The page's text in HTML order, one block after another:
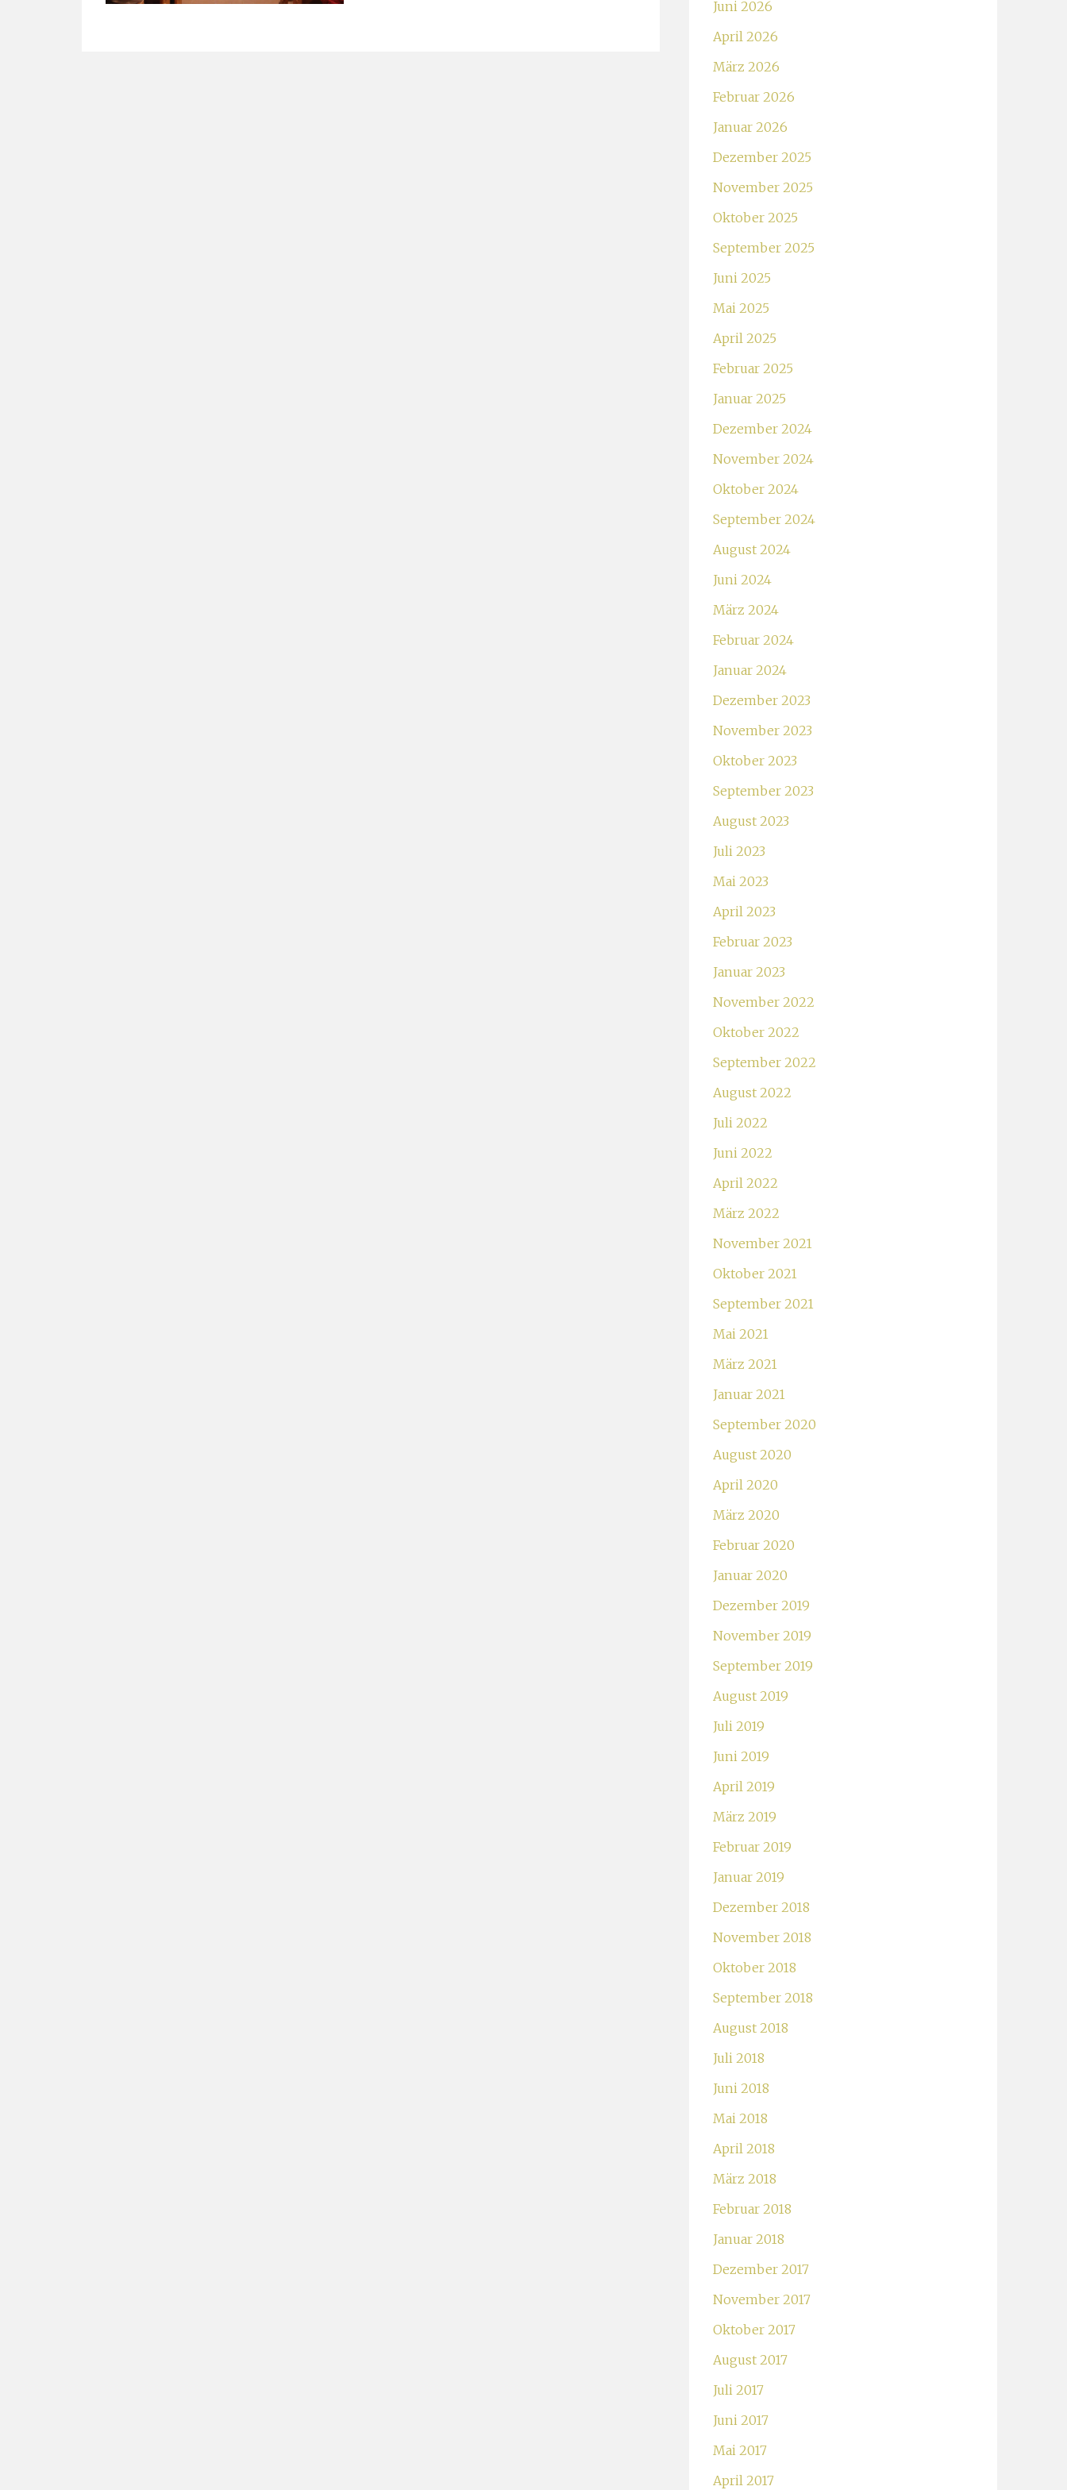
Juni 2026
April 2026
März 2026
Februar 2026
Januar 2026
Dezember 2025
November 2025
Oktober 2025
September 2025
Juni 2025
Mai 2025
April 2025
Februar 2025
Januar 2025
Dezember 2024
November 2024
Oktober 2024
September 2024
August 2024
Juni 2024
März 2024
Februar 2024
Januar 2024
Dezember 2023
November 2023
Oktober 2023
September 2023
August 2023
Juli 2023
Mai 2023
April 2023
Februar 2023
Januar 2023
November 2022
Oktober 2022
September 2022
August 2022
Juli 2022
Juni 2022
April 2022
März 2022
November 2021
Oktober 2021
September 2021
Mai 2021
März 2021
Januar 2021
September 2020
August 2020
April 2020
März 2020
Februar 2020
Januar 2020
Dezember 2019
November 2019
September 2019
August 2019
Juli 2019
Juni 2019
April 2019
März 2019
Februar 2019
Januar 2019
Dezember 2018
November 2018
Oktober 2018
September 2018
August 2018
Juli 2018
Juni 2018
Mai 2018
April 2018
März 2018
Februar 2018
Januar 2018
Dezember 2017
November 2017
Oktober 2017
August 2017
Juli 2017
Juni 2017
Mai 2017
April 2017